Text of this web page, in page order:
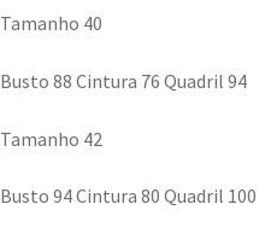
Tamanho 40
Busto 88 Cintura 76 Quadril 94
Tamanho 42
Busto 94 Cintura 80 Quadril 100